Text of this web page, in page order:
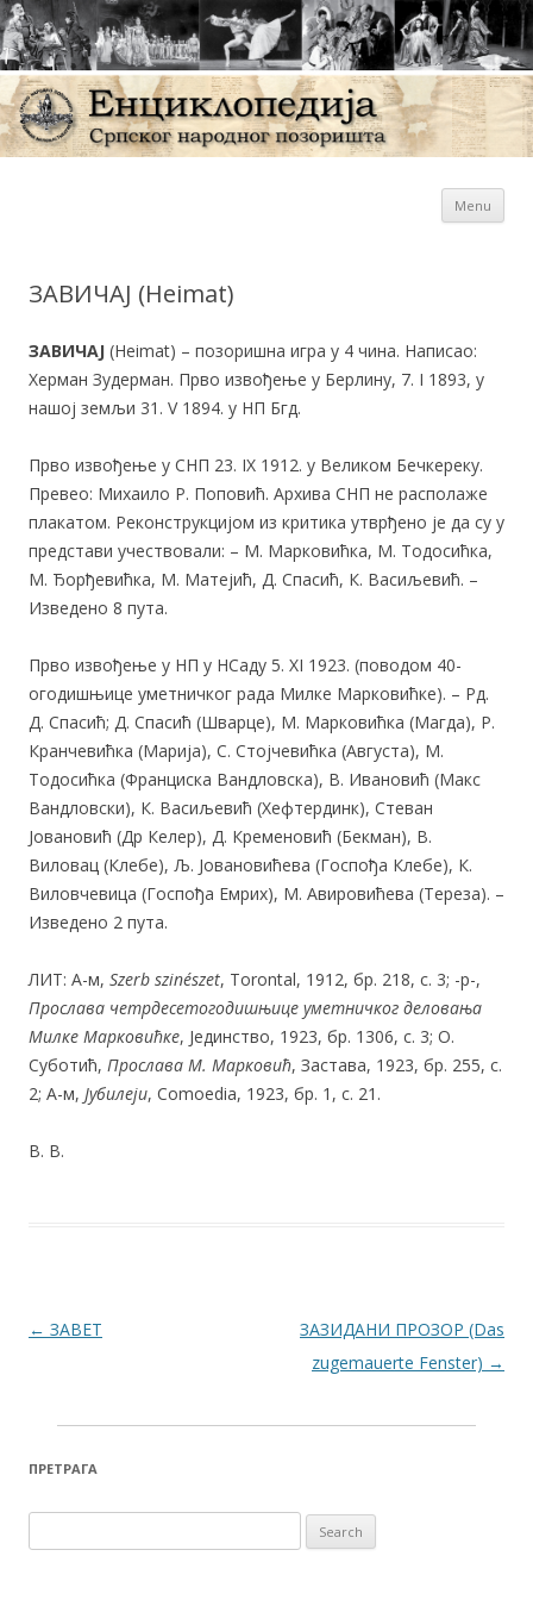
Енциклопедија СрпскогMenu
ЗАВИЧАЈ (Heimat)
ЗАВИЧАЈ (Heimat) – позоришна игра у 4 чина. Написао:
Херман Зудерман. Прво извођење у Берлину, 7. I 1893, у
нашој земљи 31. V 1894. у НП Бгд.
Прво извођење у СНП 23. IX 1912. у Великом Бечкереку.
Превео: Михаило Р. Поповић. Архива СНП не располаже
плакатом. Реконструкцијом из критика утврђено је да су у
представи учествовали: – М. Марковићка, М. Тодосићка,
М. Ђорђевићка, М. Матејић, Д. Спасић, К. Васиљевић. –
Изведено 8 пута.
Прво извођење у НП у НСаду 5. XI 1923. (поводом 40-
огодишњице уметничког рада Милке Марковићке). – Рд.
Д. Спасић; Д. Спасић (Шварце), М. Марковићка (Магда), Р.
Кранчевићка (Марија), С. Стојчевићка (Августа), М.
Тодосићка (Франциска Вандловска), В. Ивановић (Макс
Вандловски), К. Васиљевић (Хефтердинк), Стеван
Јовановић (Др Келер), Д. Кременовић (Бекман), В.
Виловац (Клебе), Љ. Јовановићева (Госпођа Клебе), К.
Виловчевица (Госпођа Емрих), М. Авировићева (Тереза). –
Изведено 2 пута.
ЛИТ: А-м, Szerb szinészet, Torontal, 1912, бр. 218, с. 3; -р-,
Прослава четрдесетогодишњице уметничког деловања
Милке Марковићке, Јединство, 1923, бр. 1306, с. 3; О.
Суботић, Прослава М. Марковић, Застава, 1923, бр. 255, с.
2; А-м, Јубилеји, Comoedia, 1923, бр. 1, с. 21.
В. В.
Post navigation
← ЗАВЕТ
ЗАЗИДАНИ ПРОЗОР (Das
zugemauerte Fenster) →
ПРЕТРАГА